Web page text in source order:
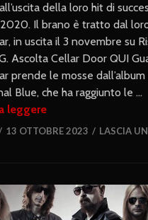
della loro hit di
Il brano è tratto dal
in uscita il 3 novembre su
Ascolta Cellar Door QUI
prende le mosse
Blue, che ha raggiunto le …
leggere
13 OTTOBRE 2023 LASCIA